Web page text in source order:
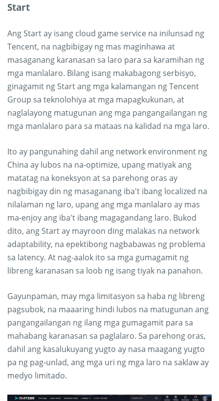
Start
Ang Start ay isang cloud game service na inilunsad ng
Tencent, na nagbibigay ng mas maginhawa at
masaganang karanasan sa laro para sa karamihan ng
mga manlalaro. Bilang isang makabagong serbisyo,
ginagamit ng Start ang mga kalamangan ng Tencent
Group sa teknolohiya at mga mapagkukunan, at
naglalayong matugunan ang mga pangangailangan ng
mga manlalaro para sa mataas na kalidad na mga laro.
Ito ay pangunahing dahil ang network environment ng
China ay lubos na na-optimize, upang matiyak ang
matatag na koneksyon at sa parehong oras ay
nagbibigay din ng masaganang iba't ibang localized na
nilalaman ng laro, upang ang mga manlalaro ay mas
ma-enjoy ang iba't ibang magagandang laro. Bukod
dito, ang Start ay mayroon ding malakas na network
adaptability, na epektibong nagbabawas ng problema
sa latency. At nag-aalok ito sa mga gumagamit ng
libreng karanasan sa loob ng isang tiyak na panahon.
Gayunpaman, may mga limitasyon sa haba ng libreng
pagsubok, na maaaring hindi lubos na matugunan ang
pangangailangan ng ilang mga gumagamit para sa
mahabang karanasan sa paglalaro. Sa parehong oras,
dahil ang kasalukuyang yugto ay nasa maagang yugto
pa ng pag-unlad, ang mga uri ng mga laro na saklaw ay
medyo limitado.